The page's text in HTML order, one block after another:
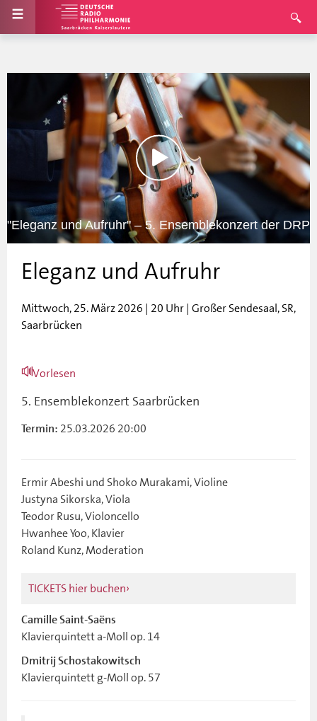
"Eleganz und Aufruhr" – 5. Ensemblekonzert der DRP
Eleganz und Aufruhr
Mittwoch, 25. März 2026 | 20 Uhr | Großer Sendesaal, SR,
Saarbrücken
Vorlesen
5. Ensemblekonzert Saarbrücken
Termin: 25.03.2026 20:00
Ermir Abeshi und Shoko Murakami, Violine
Justyna Sikorska, Viola
Teodor Rusu, Violoncello
Hwanhee Yoo, Klavier
Roland Kunz, Moderation
TICKETS hier buchen
Camille Saint-Saëns
Klavierquintett a-Moll op. 14
Dmitrij Schostakowitsch
Klavierquintett g-Moll op. 57